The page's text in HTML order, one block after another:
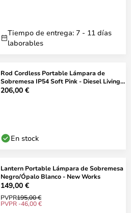
Tiempo de entrega: 7 - 11 días
laborables
Rod Cordless Portable Lámpara de
Sobremesa IP54 Soft Pink - Diesel Living
with L
206,00 €
En stock
Lantern Portable Lámpara de Sobremesa
Negro/Ópalo Blanco - New Works
149,00 €
PVPR195,00 €
PVPR -46,00 €